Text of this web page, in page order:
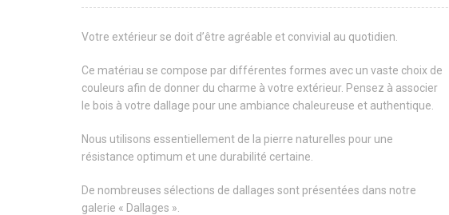
Votre extérieur se doit d’être agréable et convivial au quotidien.
Ce matériau se compose par différentes formes avec un vaste choix de
couleurs afin de donner du charme à votre extérieur. Pensez à associer
le bois à votre dallage pour une ambiance chaleureuse et authentique.
Nous utilisons essentiellement de la pierre naturelles pour une
résistance optimum et une durabilité certaine.
De nombreuses sélections de dallages sont présentées dans notre
galerie « Dallages ».